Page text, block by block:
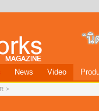
News Video
>